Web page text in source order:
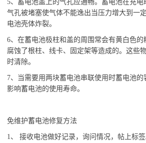
5、蓄电池盖上的气孔应通畅。蓄电池在充电
气孔被堵塞使气体不能逸出当压力增大到一
电池壳体炸裂。
6、在蓄电池极柱和盖的周围常会有黄白色
腐蚀了根柱、线卡、固定架等造成的。这些
时清除。
7、当需要用两块蓄电池串联使用时蓄电池
影响蓄电池的使用寿命。
免维护蓄电池修复方法
1、 接收电池做好记录，询问情况，帖上标